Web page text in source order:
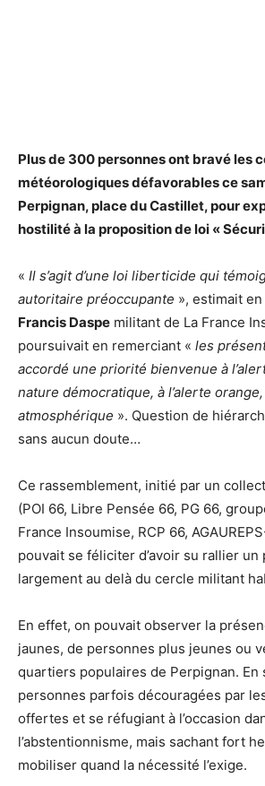
Plus de 300 personnes ont bravé les
météorologiques défavorables ce
Perpignan, place du Castillet, pour
hostilité à la proposition de loi «
« Il s’agit d’une loi liberticide qui
autoritaire préoccupante », estimait
Francis Daspe militant de La France
poursuivait en remerciant « les
accordé une priorité bienvenue à
nature démocratique, à l’alerte orange,
atmosphérique ». Question de
sans aucun doute…
Ce rassemblement, initié par un
(POI 66, Libre Pensée 66, PG 66,
France Insoumise, RCP 66,
pouvait se féliciter d’avoir su rallier un
largement au delà du cercle militant
En effet, on pouvait observer la
jaunes, de personnes plus jeunes ou
quartiers populaires de Perpignan. En
personnes parfois découragées par
offertes et se réfugiant à l’occasion
l’abstentionnisme, mais sachant fort
mobiliser quand la nécessité l’exige.